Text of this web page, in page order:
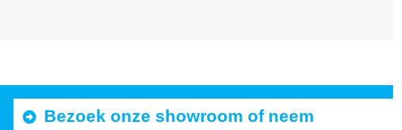
Bezoek onze showroom of neem